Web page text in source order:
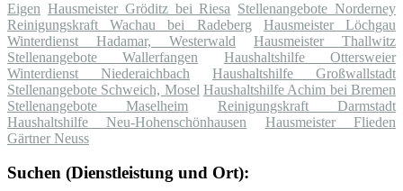
Eigen Hausmeister Gröditz bei Riesa Stellenangebote Norderney
Reinigungskraft Wachau bei Radeberg
Hausmeister Löchgau
Winterdienst Hadamar, Westerwald
Hausmeister Thallwitz
Stellenangebote Wallerfangen
Haushaltshilfe Ottersweier
Winterdienst Niederaichbach
Haushaltshilfe Großwallstadt
Stellenangebote Schweich, Mosel Haushaltshilfe Achim bei Bremen
Stellenangebote Maselheim
Reinigungskraft Darmstadt
Haushaltshilfe Neu-Hohenschönhausen
Hausmeister Flieden
Gärtner Neuss
Suchen (Dienstleistung und Ort):